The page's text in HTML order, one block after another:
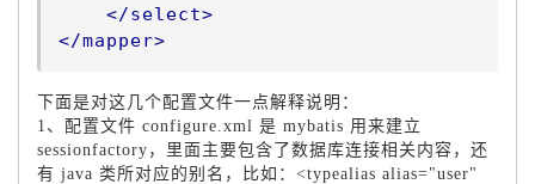
</select>
</mapper>
下面是对这几个配置文件一点解释说明：
1、配置文件 configure.xml 是 mybatis 用来建立
sessionfactory，里面主要包含了数据库连接相关内容，还
有 java 类所对应的别名，比如：<typealias alias="user"